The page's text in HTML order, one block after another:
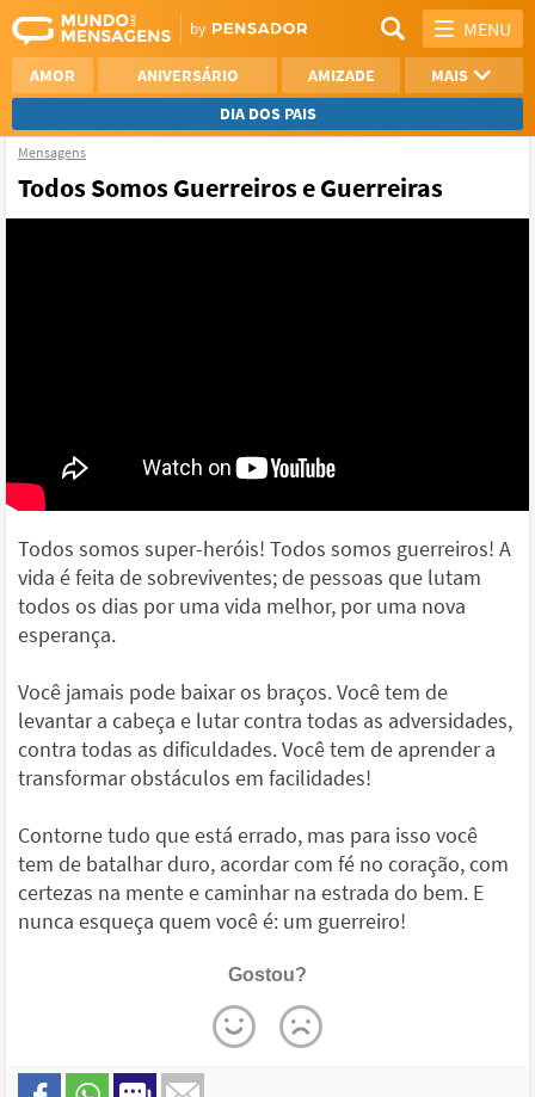
MENU
AMOR ANIVERSÁRIO AMIZADE
MAIS
DIA DOS PAIS
AGRADECIMENTO
SAUDADE
OTIMISMO
Mensagens
Todos Somos Guerreiros e Guerreiras
Todos somos super-heróis! Todos somos guerreiros! A
vida é feita de sobreviventes; de pessoas que lutam
todos os dias por uma vida melhor, por uma nova
esperança.
Você jamais pode baixar os braços. Você tem de
levantar a cabeça e lutar contra todas as adversidades,
contra todas as dificuldades. Você tem de aprender a
transformar obstáculos em facilidades!
Contorne tudo que está errado, mas para isso você
tem de batalhar duro, acordar com fé no coração, com
certezas na mente e caminhar na estrada do bem. E
nunca esqueça quem você é: um guerreiro!
Gostou?